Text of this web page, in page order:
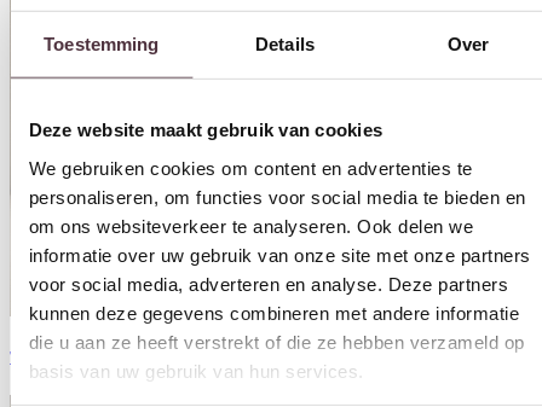
Toestemming Details Over
Deze website maakt gebruik van cookies
We gebruiken cookies om content en advertenties te
personaliseren, om functies voor social media te bieden en
om ons websiteverkeer te analyseren. Ook delen we
informatie over uw gebruik van onze site met onze partners
voor social media, adverteren en analyse. Deze partners
kunnen deze gegevens combineren met andere informatie
die u aan ze heeft verstrekt of die ze hebben verzameld op
basis van uw gebruik van hun services.
Tower Living Asti